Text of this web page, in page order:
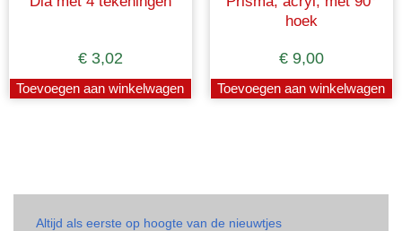
€ 3,02
Toevoegen aan winkelwagen
hoek
€ 9,00
Toevoegen aan winkelwagen
Altijd als eerste op hoogte van de nieuwtjes